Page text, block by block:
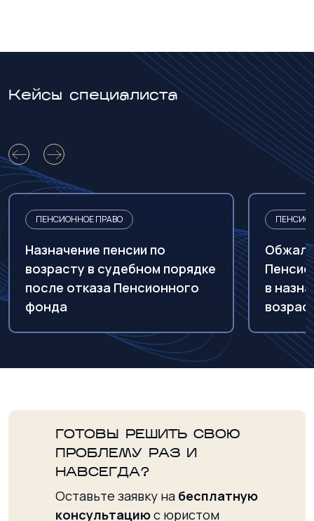
Кейсы специалиста
ПЕНСИОННОЕ ПРАВО
Назначение пенсии по
возрасту в судебном порядке
после отказа Пенсионного
фонда
в
ГОТОВЫ РЕШИТЬ СВОЮ
ПРОБЛЕМУ РАЗ И
НАВСЕГДА?
Оставьте заявку на бесплатную
консультациюс юристом